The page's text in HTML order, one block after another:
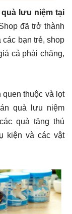
lưu niệm tại
đã trở thành
các bạn trẻ, shop
cả phải chăng,
thuộc và lọt
quà lưu niệm
quà tặng thú
kiện và các vật